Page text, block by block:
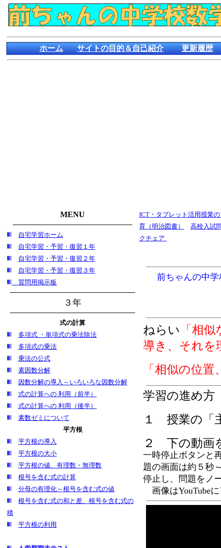
ホーム サイトの目的＆自己紹介 更新履歴
MENU
自宅学習ホーム
自宅学習・予習・復習１年
自宅学習・予習・復習２年
自宅学習・予習・復習３年
質問用掲示板
３年
式の計算
多項式 ・単項式の乗法除法
多項式の乗法
乗法の公式
素因数分解
因数分解の導入～いろいろな因数分解
式の計算への 利用（前半）
式の計算への 利用（後半）
素数ゼミについて
平方根
平方根の導入
平方根の大小
平方根の値、有理数・無理数
根号を含む式の計算
分母の有理化～根号を含む式の値
根号を含む式の和と差、根号を含む式の
積
平方根の利用
ICT・タブレット活用授業
育（明治図書）
高校入試
クチェア
前ちゃんの中
ねらい 「 相似
導き、それを
「相似の位
学習の進め方
１ 授業の「
２ 下の動画
一時停止ボタンと
題の画面は約５秒
停止し、問題をノ
画像はYouTube